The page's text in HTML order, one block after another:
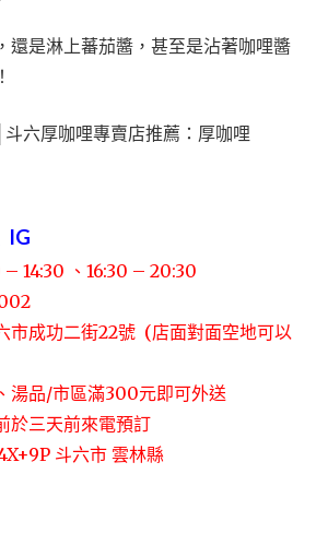
還是淋上蕃茄醬，甚至是沾著咖哩醬
IG
– 14:30 、16:30 – 20:30
市成功二街22號 (店面對面空地可以
湯品/市區滿300元即可外送
於三天前來電預訂
斗六市 雲林縣